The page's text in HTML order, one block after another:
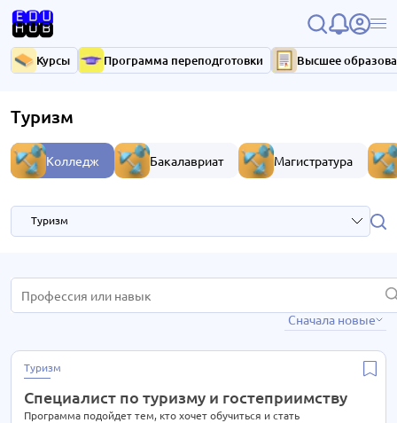
Курсы Программа переподготовки Высшее
Туризм
Колледж Бакалавриат Магистратура
Туризм
IT- технологии 1 курс
3 курса
1 курс
Туризм 1 курс
Сначала новые
Туризм
Специалист по туризму и гостеприимству
Программа подойдет тем, кто хочет обучиться и стать